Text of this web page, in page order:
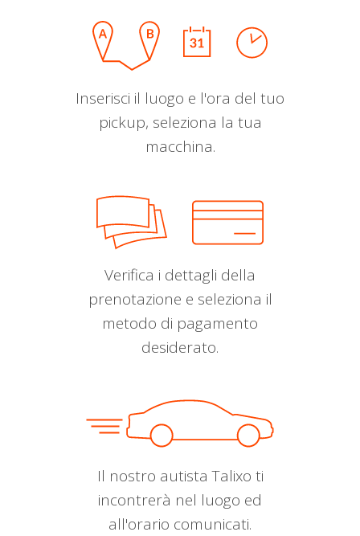
Inserisci il luogo e l'ora del tuo
pickup, seleziona la tua
macchina.
Verifica i dettagli della
prenotazione e seleziona il
metodo di pagamento
desiderato.
Il nostro autista Talixo ti
incontrerà nel luogo ed
all'orario comunicati.